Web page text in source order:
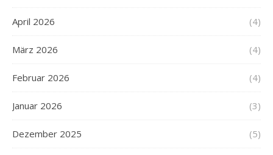
April 2026 (4)
März 2026 (4)
Februar 2026 (4)
Januar 2026 (3)
Dezember 2025 (5)